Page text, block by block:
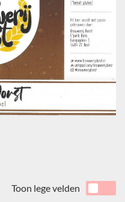
Toon lege velden